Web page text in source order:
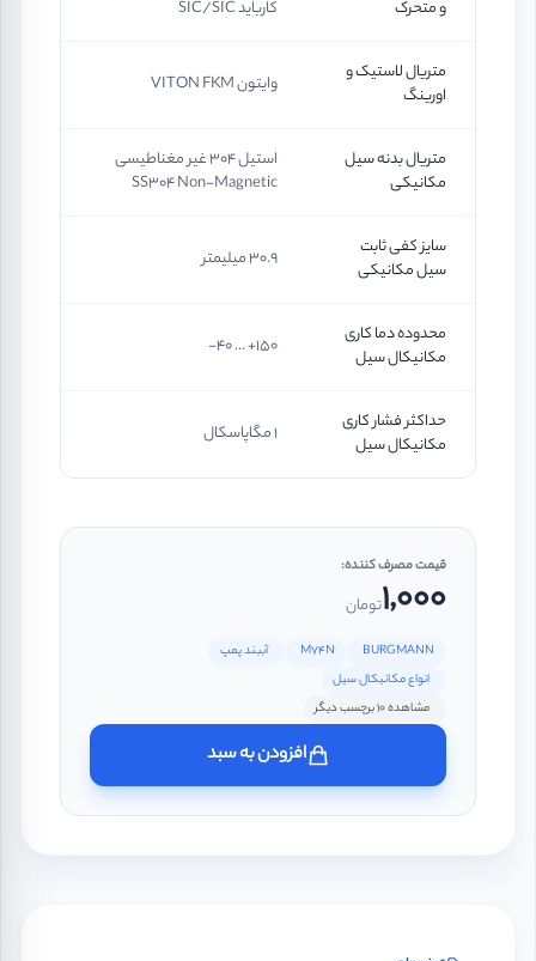
و متحرک
کارباید SIC/SIC
متریال لاستیک و
اورینگ
وایتون VITON FKM
متریال بدنه سیل
مکانیکی
استیل 304 غیر مغناطیسی
SS304 Non-Magnetic
سایز کفی ثابت
سیل مکانیکی
30.9 میلیمتر
محدوده دما کاری
مکانیکال سیل
150+ ... 40-
حداکثر فشار کاری
مکانیکال سیل
1 مگاپاسکال
قیمت مصرف کننده:
1,000تومان
BURGMANN
M74N
آببند پمپ
انواع مکانیکال سیل
مشاهده 10 برچسب دیگر
افزودن به سبد